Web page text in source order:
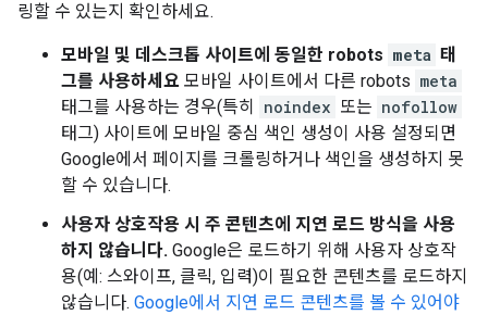
링할 수 있는지 확인하세요.
모바일 및 데스크톱 사이트에 동일한 robots meta 태
그를 사용하세요 모바일 사이트에서 다른 robots meta
태그를 사용하는 경우(특히
noindex 또는 nofollow
태그) 사이트에 모바일 중심 색인 생성이 사용 설정되면
Google에서 페이지를 크롤링하거나 색인을 생성하지 못
할 수 있습니다.
사용자 상호작용 시 주 콘텐츠에 지연 로드 방식을 사용
하지 않습니다. Google은 로드하기 위해 사용자 상호작
용(예: 스와이프, 클릭, 입력)이 필요한 콘텐츠를 로드하지
않습니다. Google에서 지연 로드 콘텐츠를 볼 수 있어야